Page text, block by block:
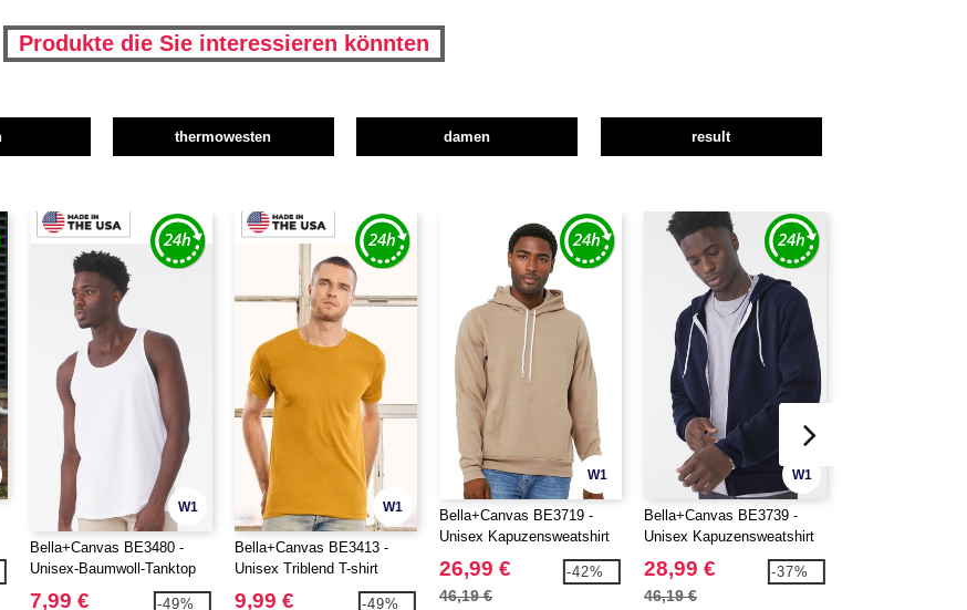
Produkte die Sie interessieren könnten
thermowesten damen result
W1
Bella+Canvas BE3480 -
Unisex-Baumwoll-Tanktop
7,99 € -49%
W1
Bella+Canvas BE3413 -
Unisex Triblend T-shirt
9,99 € -49%
W1
Bella+Canvas BE3719 -
Unisex Kapuzensweatshirt
26,99 €
46,19 €
-42%
W1
Bella+Canvas BE3739 -
Unisex Kapuzensweatshirt
mit Reißverschluss
28,99 €
46,19 €
-37%